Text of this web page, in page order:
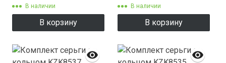
В наличии
В корзину
В наличии
В корзину